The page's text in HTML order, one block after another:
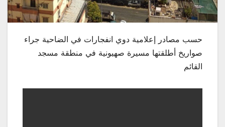
حسب مصادر إعلامية دوي انفجارات في الضاحية جراء
صواريخ أطلقتها مسيرة صهيونية في منطقة مسجد
القائم